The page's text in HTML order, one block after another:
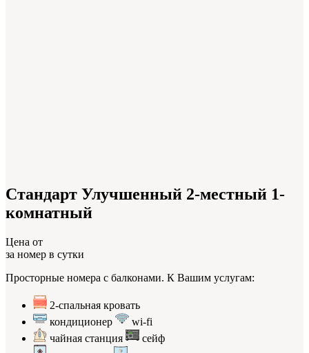
Стандарт Улучшенный 2-местный 1-
комнатный
Цена от
за номер в сутки
Просторные номера с балконами. К Вашим услугам:
2-спальная кровать
кондиционер
wi-fi
чайная станция
сейф